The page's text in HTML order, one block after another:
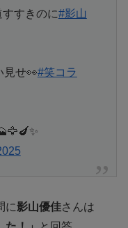
すきのに#影山
見せ👀#笑コラ
に影山優佳さんは